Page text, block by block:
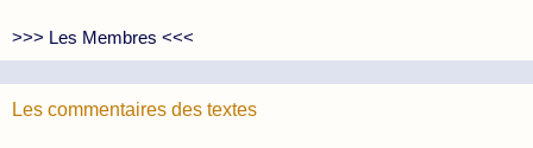
>>> Les Membres <<<
Les commentaires des textes